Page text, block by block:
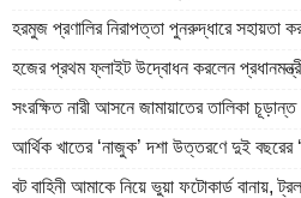
হরমুজ প্রণালির নিরাপত্তা পুনরুদ্ধারে সহায়তা
হজের প্রথম ফ্লাইট উদ্বোধন করলেন
সংরক্ষিত নারী আসনে জামায়াতের তালিকা চূড়ান্ত
আর্থিক খাতের ‘নাজুক’ দশা উত্তরণে দুই বছরের
বট বাহিনী আমাকে নিয়ে ভুয়া ফটোকার্ড বানায়, ট্রল